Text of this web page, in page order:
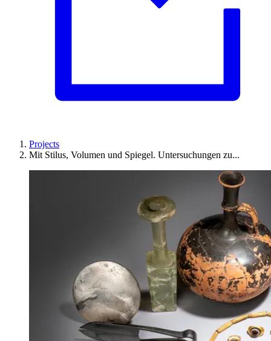
Projects
Mit Stilus, Volumen und Spiegel. Untersuchungen zu...